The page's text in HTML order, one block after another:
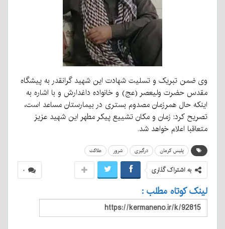
وی ضمن تبریک و تسلیت شهادت این شهید گرانقدر به پیشگاه
مقدس حضرت ولیعصر (عج) و خانواده داغدارش و با اشاره به
اینکه حال همرزمان مصدوم بستری در بیمارستان مساعد است،
تصریح کرد: زمان و مکان تشییع پیکر مطهر این شهید عزیز
متعاقبا اعلام خواهد شد.
پلیس کرمان درگیری شرور هلاکت
۰ به اشتراک گذاری
لینک کوتاه مطلب :